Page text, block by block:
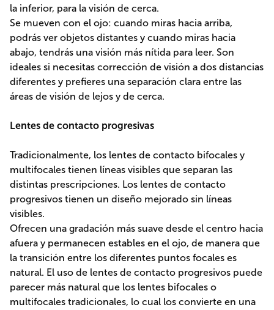
la inferior, para la visión de cerca.
Se mueven con el ojo: cuando miras hacia arriba,
podrás ver objetos distantes y cuando miras hacia
abajo, tendrás una visión más nítida para leer. Son
ideales si necesitas corrección de visión a dos distancias
diferentes y prefieres una separación clara entre las
áreas de visión de lejos y de cerca.
Lentes de contacto progresivas
Tradicionalmente, los lentes de contacto bifocales y
multifocales tienen líneas visibles que separan las
distintas prescripciones. Los lentes de contacto
progresivos tienen un diseño mejorado sin líneas
visibles.
Ofrecen una gradación más suave desde el centro hacia
afuera y permanecen estables en el ojo, de manera que
la transición entre los diferentes puntos focales es
natural. El uso de lentes de contacto progresivos puede
parecer más natural que los lentes bifocales o
multifocales tradicionales, lo cual los convierte en una